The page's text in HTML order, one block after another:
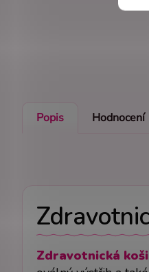
Popis Hodnocení
Zdravotnická